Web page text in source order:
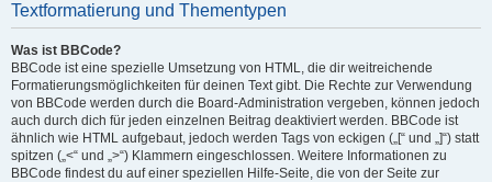
Textformatierung und Thementypen
Was ist BBCode?
BBCode ist eine spezielle Umsetzung von HTML, die dir weitreichende
Formatierungsmöglichkeiten für deinen Text gibt. Die Rechte zur Verwendung
von BBCode werden durch die Board-Administration vergeben, können jedoch
auch durch dich für jeden einzelnen Beitrag deaktiviert werden. BBCode ist
ähnlich wie HTML aufgebaut, jedoch werden Tags von eckigen („[“ und „]“) statt
spitzen („<“ und „>“) Klammern eingeschlossen. Weitere Informationen zu
BBCode findest du auf einer speziellen Hilfe-Seite, die von der Seite zur